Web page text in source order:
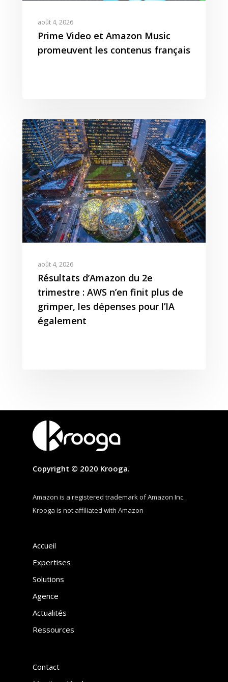
août 4, 2026
Prime Video et Amazon Music
promeuvent les contenus français
août 4, 2026
Résultats d’Amazon du 2e
trimestre : AWS n’en finit plus de
grimper, les dépenses pour l’IA
également
Copyright © 2020 Krooga.
Amazon is a registered trademark of Amazon Inc.
Krooga is not affiliated with Amazon
Accueil
Expertises
Solutions
Agence
Actualités
Ressources
Contact